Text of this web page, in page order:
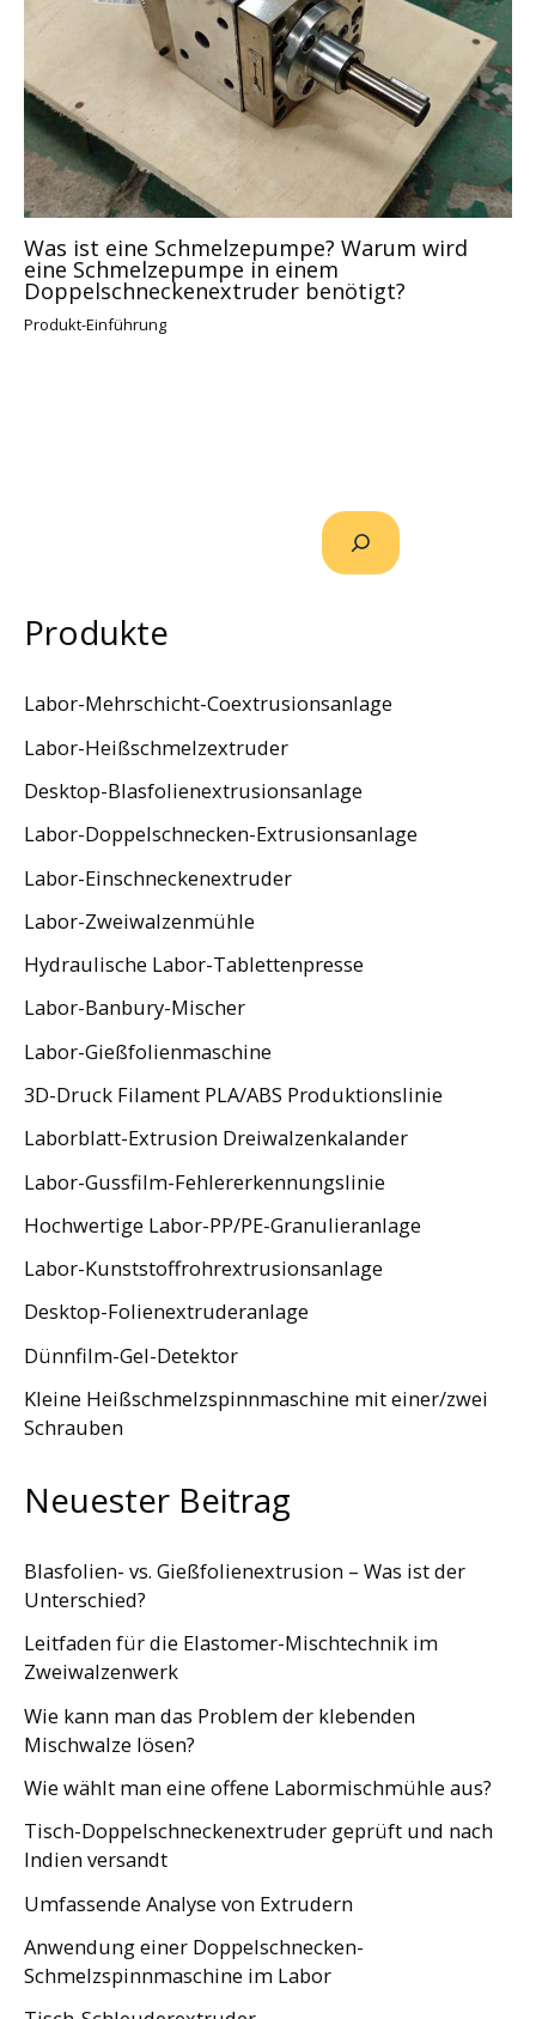
Produkte
Labor-Mehrschicht-Coextrusionsanlage
Labor-Heißschmelzextruder
Desktop-Blasfolienextrusionsanlage
Labor-Doppelschnecken-Extrusionsanlage
Labor-Einschneckenextruder
Labor-Zweiwalzenmühle
Hydraulische Labor-Tablettenpresse
Labor-Banbury-Mischer
Labor-Gießfolienmaschine
3D-Druck Filament PLA/ABS Produktionslinie
Laborblatt-Extrusion Dreiwalzenkalander
Labor-Gussfilm-Fehlererkennungslinie
Hochwertige Labor-PP/PE-Granulieranlage
Labor-Kunststoffrohrextrusionsanlage
Desktop-Folienextruderanlage
Dünnfilm-Gel-Detektor
Kleine Heißschmelzspinnmaschine mit einer/zwei
Schrauben
Neuester Beitrag
Blasfolien- vs. Gießfolienextrusion – Was ist der
Unterschied?
Leitfaden für die Elastomer-Mischtechnik im
Zweiwalzenwerk
Wie kann man das Problem der klebenden
Mischwalze lösen?
Wie wählt man eine offene Labormischmühle aus?
Tisch-Doppelschneckenextruder geprüft und nach
Indien versandt
Umfassende Analyse von Extrudern
Anwendung einer Doppelschnecken-
Schmelzspinnmaschine im Labor
Was ist eine Schmelzepumpe? Warum wird
eine Schmelzepumpe in einem
Doppelschneckenextruder benötigt?
Produkt-Einführung